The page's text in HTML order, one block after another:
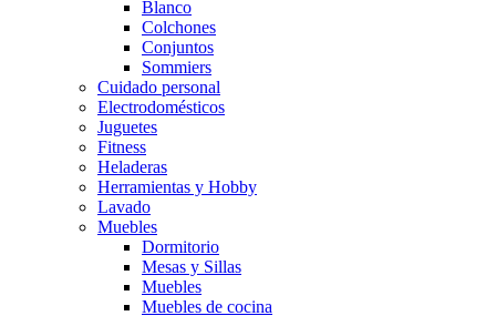
Blanco
Colchones
Conjuntos
Sommiers
Cuidado personal
Electrodomésticos
Juguetes
Fitness
Heladeras
Herramientas y Hobby
Lavado
Muebles
Dormitorio
Mesas y Sillas
Muebles
Muebles de cocina